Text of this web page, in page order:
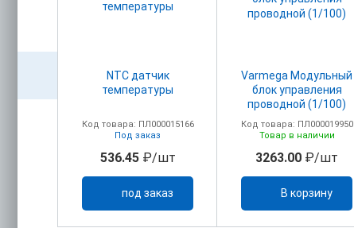
NTC датчик
температуры
Код товара: ПЛ000015166
Под заказ
536.45₽/шт
под заказ
Varmega Модульный
блок управления
проводной (1/100)
Код товара: ПЛ000019950
Товар в наличии
3263.00 ₽/шт
В корзину